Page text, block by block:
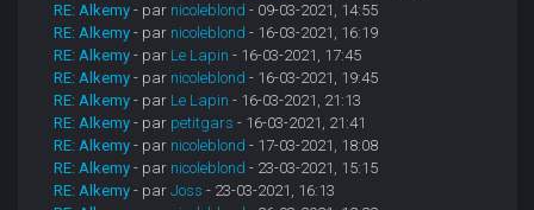
RE: Alkemy - par nicoleblond - 09-03-2021, 14:55
RE: Alkemy - par nicoleblond - 16-03-2021, 16:19
RE: Alkemy - par Le Lapin - 16-03-2021, 17:45
RE: Alkemy - par nicoleblond - 16-03-2021, 19:45
RE: Alkemy - par Le Lapin - 16-03-2021, 21:13
RE: Alkemy - par petitgars - 16-03-2021, 21:41
RE: Alkemy - par nicoleblond - 17-03-2021, 18:08
RE: Alkemy - par nicoleblond - 23-03-2021, 15:15
RE: Alkemy - parJoss - 23-03-2021, 16:13